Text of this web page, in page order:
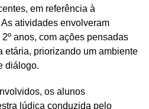
em referência à
atividades envolveram
anos, com ações pensadas
etária, priorizando um ambiente
diálogo.
os alunos
lúdica conduzida pelo